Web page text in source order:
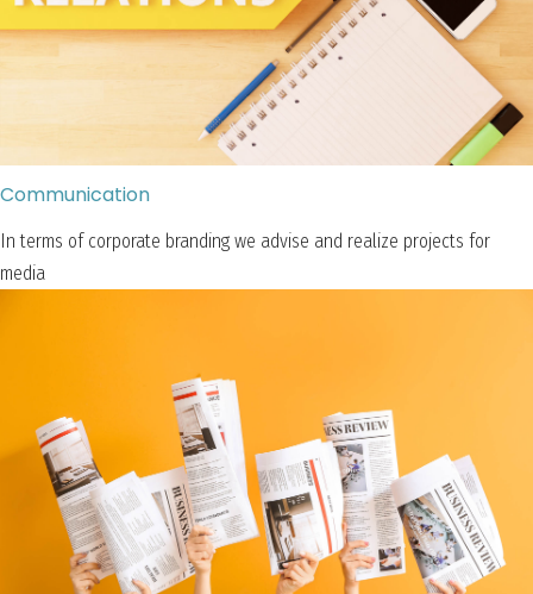
Communication
In terms of corporate branding we advise and realize projects for
media